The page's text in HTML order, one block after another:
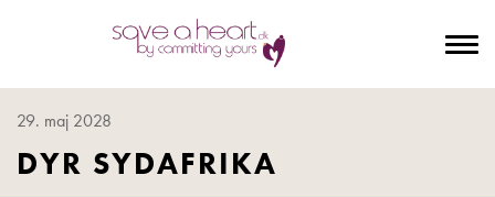
29. maj 2028
DYR SYDAFRIKA